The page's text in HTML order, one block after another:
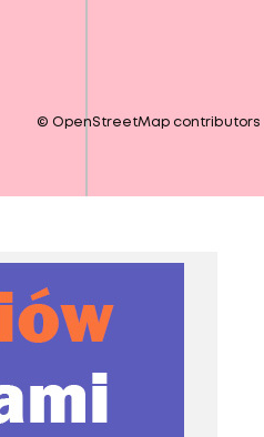
© OpenStreetMap contributors